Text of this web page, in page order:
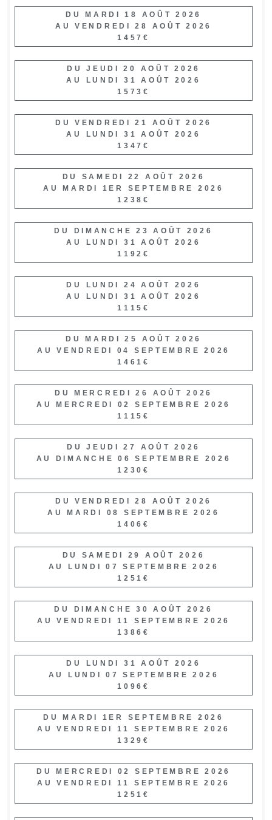
DU MARDI 18 AOÛT 2026
AU VENDREDI 28 AOÛT 2026
1457€
DU JEUDI 20 AOÛT 2026
AU LUNDI 31 AOÛT 2026
1573€
DU VENDREDI 21 AOÛT 2026
AU LUNDI 31 AOÛT 2026
1347€
DU SAMEDI 22 AOÛT 2026
AU MARDI 1ER SEPTEMBRE 2026
1238€
DU DIMANCHE 23 AOÛT 2026
AU LUNDI 31 AOÛT 2026
1192€
DU LUNDI 24 AOÛT 2026
AU LUNDI 31 AOÛT 2026
1115€
DU MARDI 25 AOÛT 2026
AU VENDREDI 04 SEPTEMBRE 2026
1461€
DU MERCREDI 26 AOÛT 2026
AU MERCREDI 02 SEPTEMBRE 2026
1115€
DU JEUDI 27 AOÛT 2026
AU DIMANCHE 06 SEPTEMBRE 2026
1230€
DU VENDREDI 28 AOÛT 2026
AU MARDI 08 SEPTEMBRE 2026
1406€
DU SAMEDI 29 AOÛT 2026
AU LUNDI 07 SEPTEMBRE 2026
1251€
DU DIMANCHE 30 AOÛT 2026
AU VENDREDI 11 SEPTEMBRE 2026
1386€
DU LUNDI 31 AOÛT 2026
AU LUNDI 07 SEPTEMBRE 2026
1096€
DU MARDI 1ER SEPTEMBRE 2026
AU VENDREDI 11 SEPTEMBRE 2026
1329€
DU MERCREDI 02 SEPTEMBRE 2026
AU VENDREDI 11 SEPTEMBRE 2026
1251€